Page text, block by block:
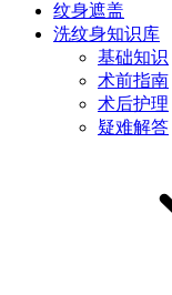
纹身遮盖
洗纹身知识库
基础知识
术前指南
术后护理
疑难解答